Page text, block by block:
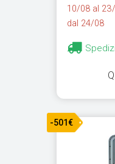
10/08 al
dal 24/08
-501€